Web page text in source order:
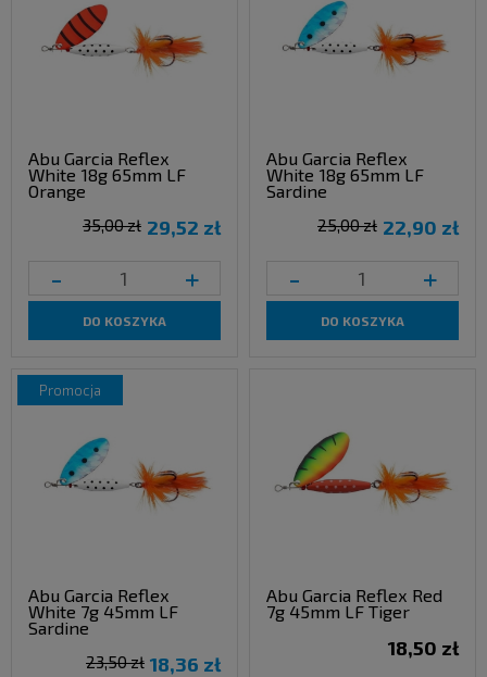
Abu Garcia Reflex
White 18g 65mm LF
Orange
29,52 zł
35,00 zł
- +
DO KOSZYKA
Abu Garcia Reflex
White 18g 65mm LF
Sardine
22,90 zł
25,00 zł
- +
DO KOSZYKA
Abu Garcia Reflex
White 7g 45mm LF
Sardine
18,36 zł
23,50 zł
promocja
Abu Garcia Reflex Red
7g 45mm LF Tiger
18,50 zł